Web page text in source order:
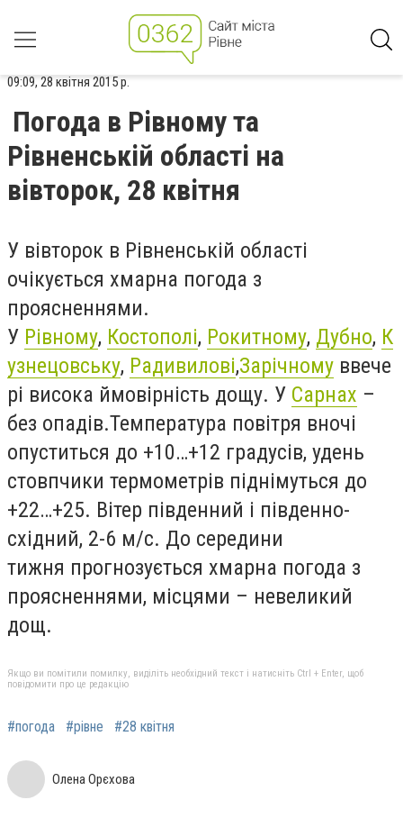
09:09, 28 квітня 2015 р.
Погода в Рівному та
Рівненській області на
вівторок, 28 квітня
У вівторок в Рівненській області
очікується хмарна погода з
проясненнями.
У Рівному, Костополі, Рокитному, Дубно, К
узнецовську, Радивилові,Зарічному ввече
рі висока ймовірність дощу. У Сарнах –
без опадів.Температура повітря вночі
опуститься до +10…+12 градусів, удень
стовпчики термометрів піднімуться до
+22…+25. Вітер південний і південно-
східний, 2-6 м/с. До середини
тижня прогнозується хмарна погода з
проясненнями, місцями – невеликий
дощ.
Якщо ви помітили помилку, виділіть необхідний текст і натисніть Ctrl + Enter, щоб
повідомити про це редакцію
#погода #рівне #28 квітня
Олена Орєхова